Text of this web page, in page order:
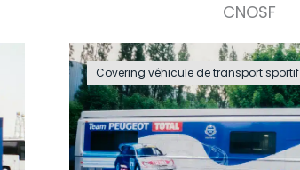
CNOSF
Covering véhicule de transport sportif